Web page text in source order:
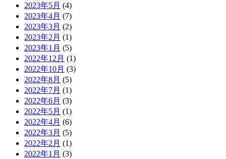
2023年5月 (4)
2023年4月 (7)
2023年3月 (2)
2023年2月 (1)
2023年1月 (5)
2022年12月 (1)
2022年10月 (3)
2022年8月 (5)
2022年7月 (1)
2022年6月 (3)
2022年5月 (1)
2022年4月 (6)
2022年3月 (5)
2022年2月 (1)
2022年1月 (3)